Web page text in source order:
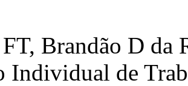
Brandão D da
Individual de